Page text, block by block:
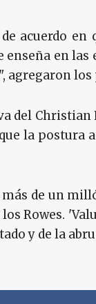
acuerdo
enseña en
agregaron los
del Christian
la postura
de un
Rowes.
y de la